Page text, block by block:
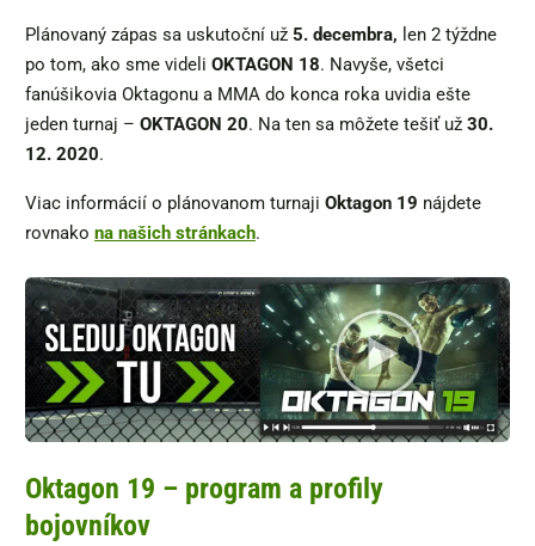
Plánovaný zápas sa uskutoční už 5. decembra, len 2 týždne
po tom, ako sme videli OKTAGON 18. Navyše, všetci
fanúšikovia Oktagonu a MMA do konca roka uvidia ešte
jeden turnaj – OKTAGON 20. Na ten sa môžete tešiť už 30.
12. 2020.
Viac informácií o plánovanom turnaji Oktagon 19 nájdete
rovnako na našich stránkach.
Oktagon 19 – program a profily
bojovníkov